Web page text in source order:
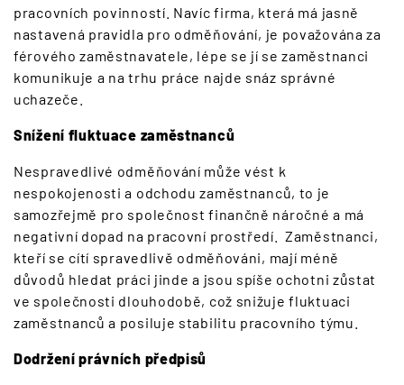
pracovních povinností. Navíc firma, která má jasně
nastavená pravidla pro odměňování, je považována za
férového zaměstnavatele, lépe se jí se zaměstnanci
komunikuje a na trhu práce najde snáz správné
uchazeče.
Snížení fluktuace zaměstnanců
Nespravedlivé odměňování může vést k
nespokojenosti a odchodu zaměstnanců, to je
samozřejmě pro společnost finančně náročné a má
negativní dopad na pracovní prostředí. Zaměstnanci,
kteří se cítí spravedlivě odměňováni, mají méně
důvodů hledat práci jinde a jsou spíše ochotni zůstat
ve společnosti dlouhodobě, což snižuje fluktuaci
zaměstnanců a posiluje stabilitu pracovního týmu.
Dodržení právních předpisů